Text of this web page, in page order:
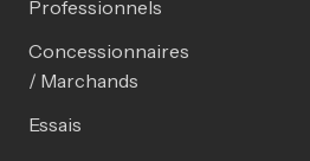
Professionnels
Concessionnaires
/ Marchands
Essais